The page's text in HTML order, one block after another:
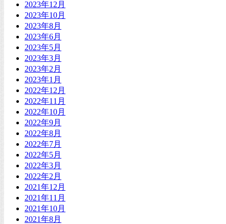
2023年12月
2023年10月
2023年8月
2023年6月
2023年5月
2023年3月
2023年2月
2023年1月
2022年12月
2022年11月
2022年10月
2022年9月
2022年8月
2022年7月
2022年5月
2022年3月
2022年2月
2021年12月
2021年11月
2021年10月
2021年8月